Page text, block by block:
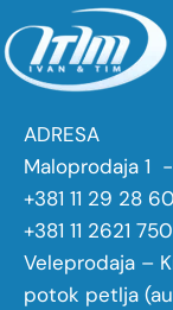
ADRESA
Maloprodaja 1
+381 11 29 28
+381 11 2621 750
Veleprodaja –
potok petlja